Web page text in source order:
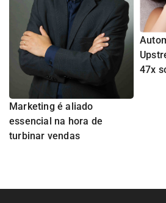
Marketing é aliado
essencial na hora de
turbinar vendas
47x